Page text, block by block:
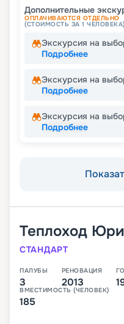
Дополнительные
ОПЛАЧИВАЮТСЯ ОТДЕЛЬНО
(СТОИМОСТЬ ЗА 1 ЧЕЛОВЕКА)
Экскурсия на
Подробнее
Экскурсия на
Подробнее
Экскурсия на
Подробнее
Теплоход
СТАНДАРТ
ПАЛУБЫ
3
РЕНОВАЦИЯ
2013
ВМЕСТИМОСТЬ (ЧЕЛОВЕК)
185